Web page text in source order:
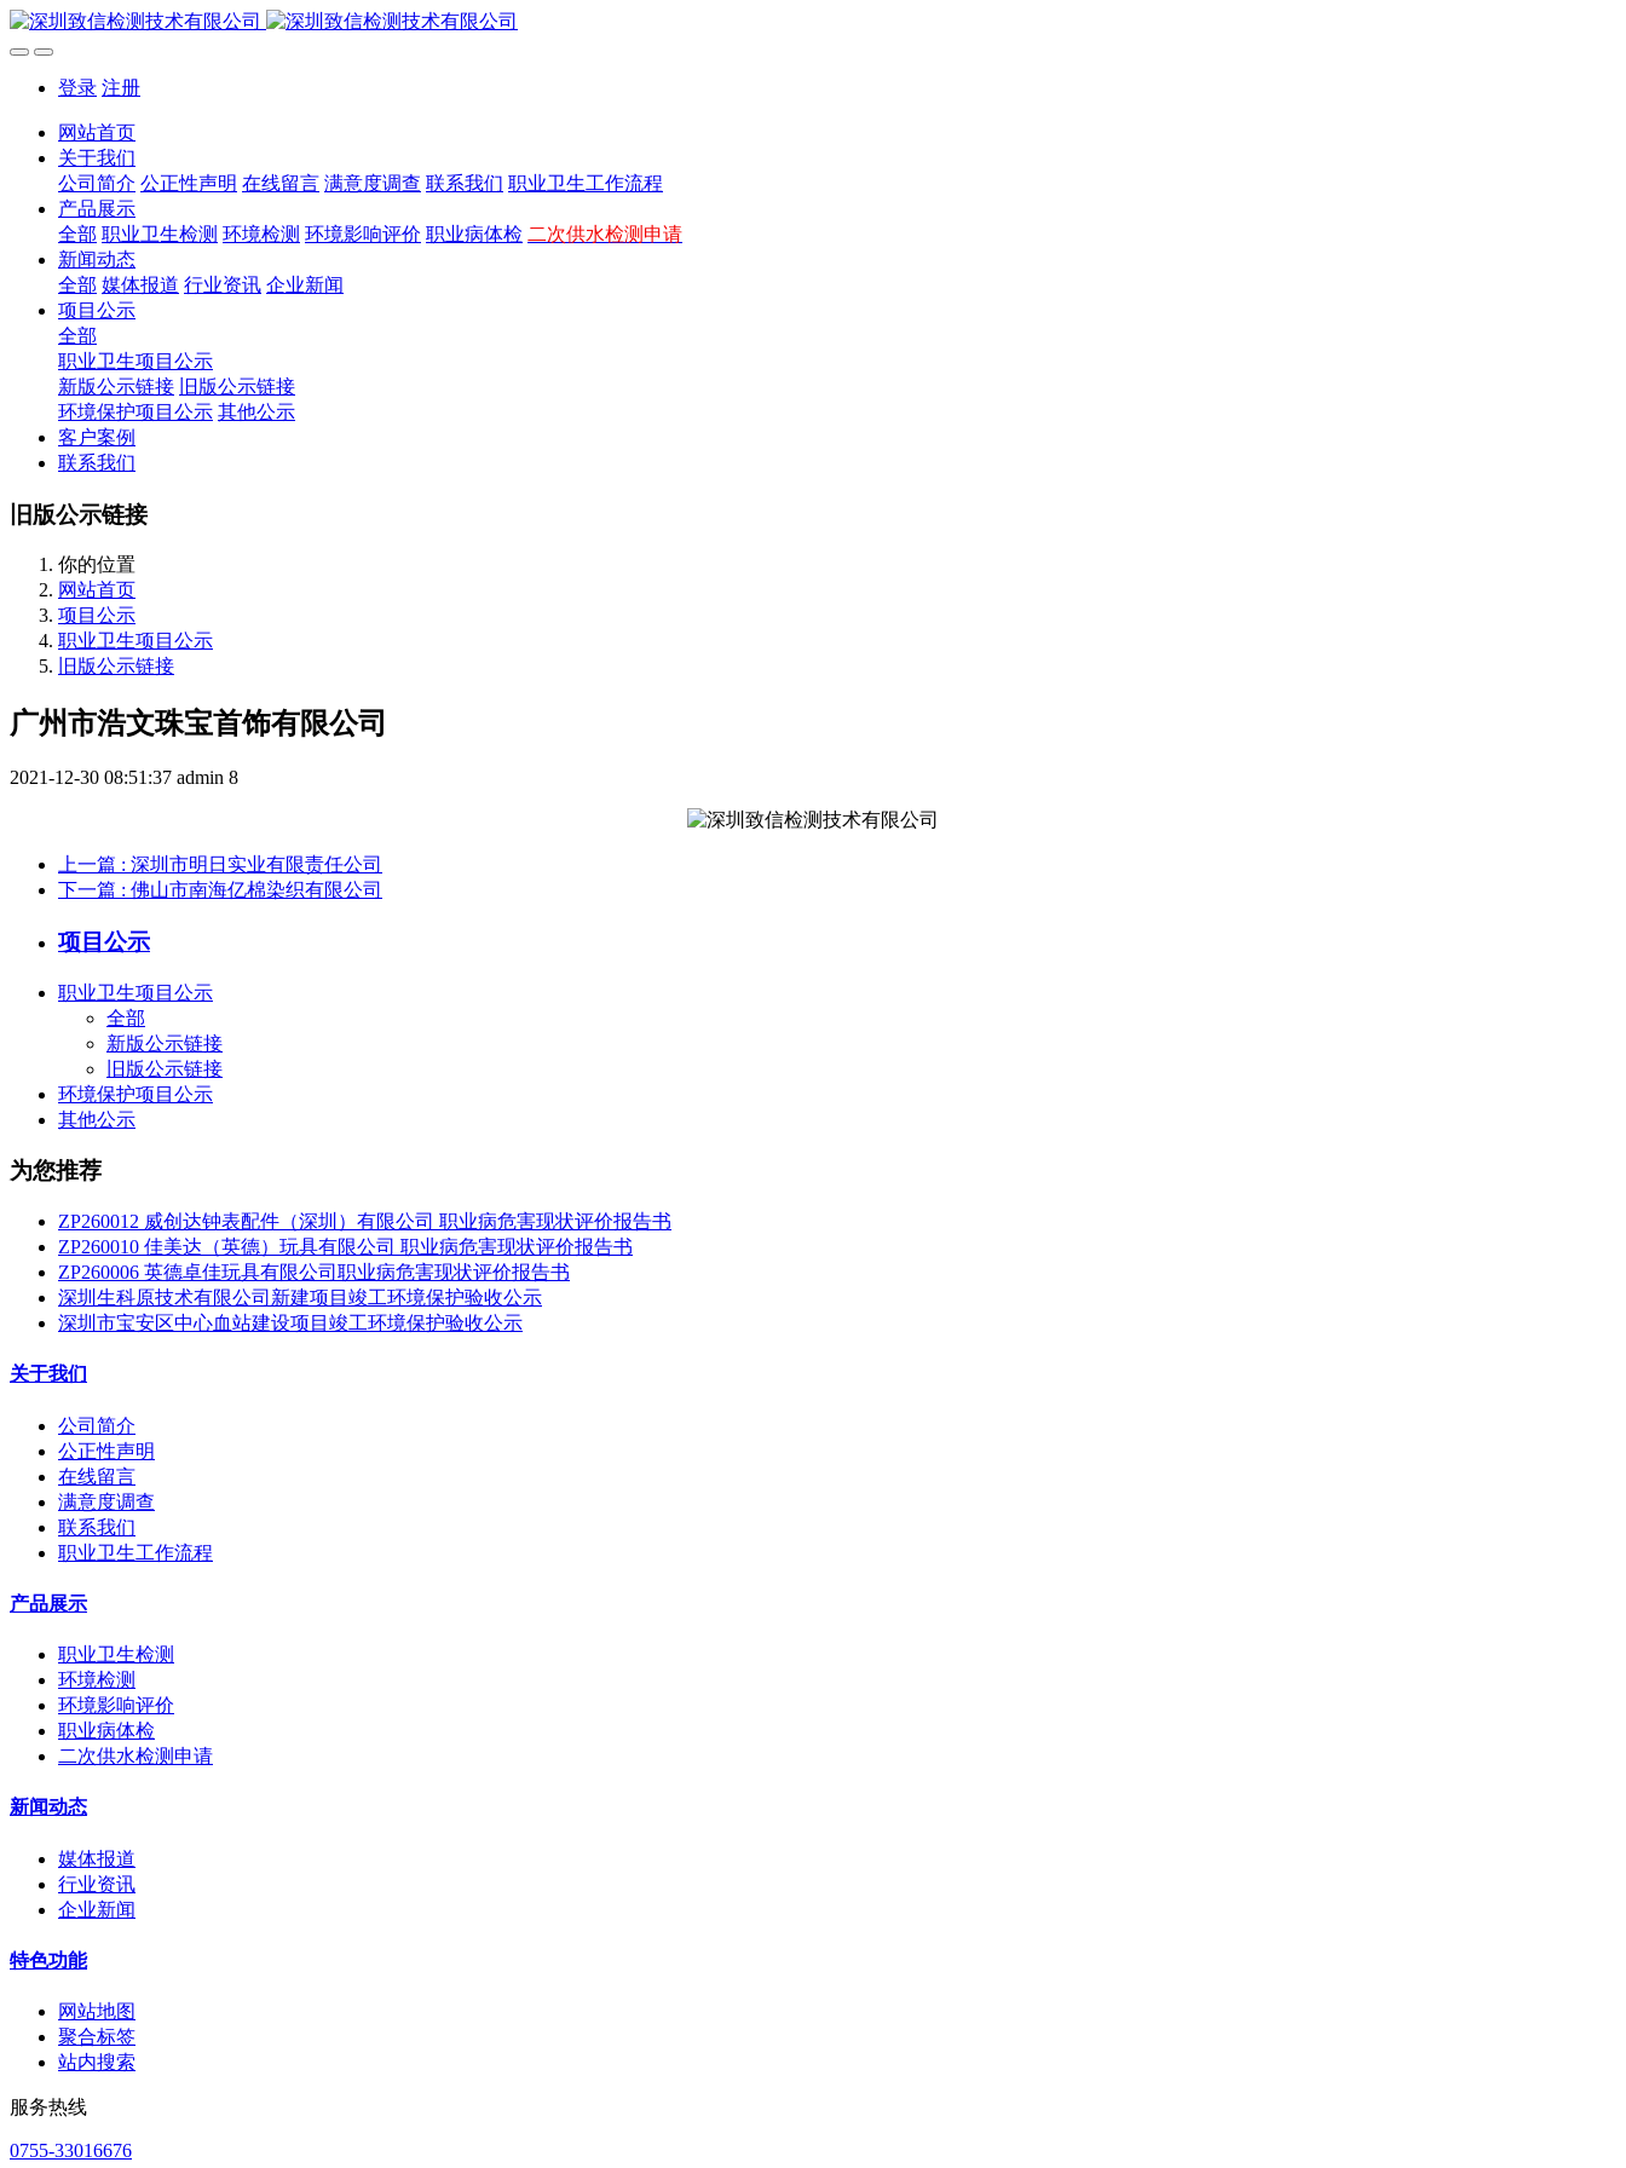
登录 注册
网站首页
关于我们
公司简介 公正性声明 在线留言 满意度调查 联系我们 职业卫生工作流程
产品展示
全部 职业卫生检测 环境检测 环境影响评价 职业病体检 二次供水检测申请
新闻动态
全部 媒体报道 行业资讯 企业新闻
项目公示
全部
职业卫生项目公示
新版公示链接
旧版公示链接
环境保护项目公示 其他公示
客户案例
联系我们
旧版公示链接
你的位置
网站首页
项目公示
职业卫生项目公示
旧版公示链接
广州市浩文珠宝首饰有限公司
2021-12-30 08:51:37 admin 8
上一篇 : 深圳市明日实业有限责任公司
下一篇 : 佛山市南海亿棉染织有限公司
项目公示
职业卫生项目公示
全部
新版公示链接
旧版公示链接
环境保护项目公示
其他公示
为您推荐
ZP260012 威创达钟表配件（深圳）有限公司 职业病危害现状评价报告书
ZP260010 佳美达（英德）玩具有限公司 职业病危害现状评价报告书
ZP260006 英德卓佳玩具有限公司职业病危害现状评价报告书
深圳生科原技术有限公司新建项目竣工环境保护验收公示
深圳市宝安区中心血站建设项目竣工环境保护验收公示
关于我们
公司简介
公正性声明
在线留言
满意度调查
联系我们
职业卫生工作流程
产品展示
职业卫生检测
环境检测
环境影响评价
职业病体检
二次供水检测申请
新闻动态
媒体报道
行业资讯
企业新闻
特色功能
网站地图
聚合标签
站内搜索
服务热线
0755-33016676